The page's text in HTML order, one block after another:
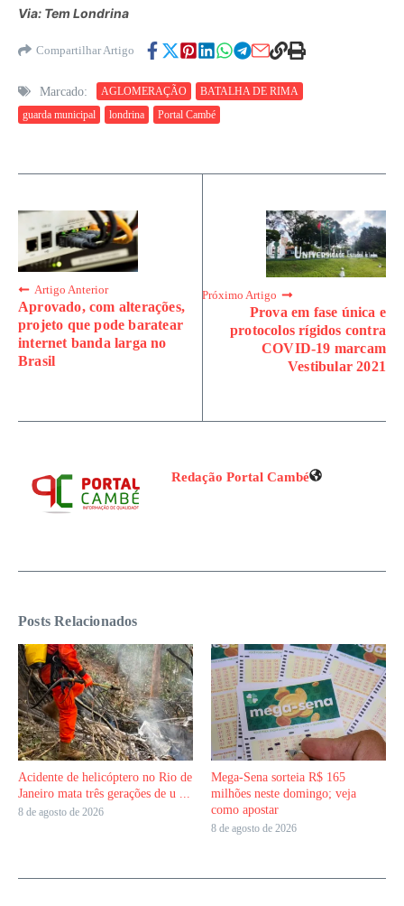
Via: Tem Londrina
Compartilhar Artigo
Marcado: AGLOMERAÇÃO
BATALHA DE RIMA
guarda municipal
londrina Portal Cambé
Artigo Anterior
Aprovado, com alterações,
projeto que pode baratear
internet banda larga no
Brasil
Próximo Artigo
Prova em fase única e
protocolos rígidos contra
COVID-19 marcam
Vestibular 2021
Redação Portal Cambé
Posts Relacionados
Acidente de helicóptero no Rio de
Janeiro mata três gerações de u ...
8 de agosto de 2026
Mega-Sena sorteia R$ 165
milhões neste domingo; veja
como apostar
8 de agosto de 2026